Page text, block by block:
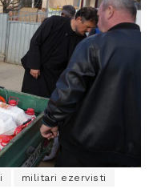
militari ezervisti